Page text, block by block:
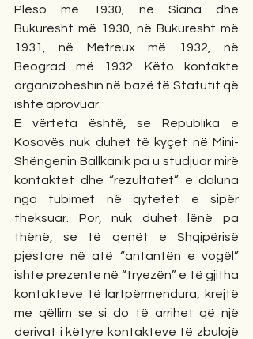
Pleso më 1930, në Siana dhe
Bukuresht më 1930, në Bukuresht më
1931, në Metreux më 1932, në
Beograd më 1932. Këto kontakte
organizoheshin në bazë të Statutit që
ishte aprovuar.
E vërteta është, se Republika e
Kosovës nuk duhet të kyçet në Mini-
Shëngenin Ballkanik pa u studjuar mirë
kontaktet dhe “rezultatet” e daluna
nga tubimet në qytetet e sipër
theksuar. Por, nuk duhet lënë pa
thënë, se të qenët e Shqipërisë
pjestare në atë “antantën e vogël”
ishte prezente në “tryezën” e të gjitha
kontakteve të lartpërmendura, krejtë
me qëllim se si do të arrihet që një
derivat i këtyre kontakteve të zbulojë